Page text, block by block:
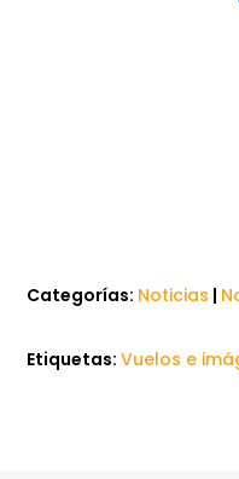
Categorías: Noticias |
Etiquetas:Vuelos e